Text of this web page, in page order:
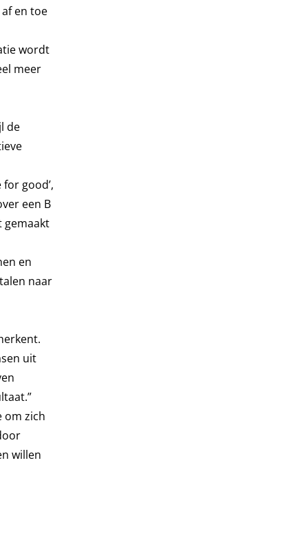
en toe
wordt
meer
de
good’,
een B
gemaakt
en
naar
uit
om zich
willen